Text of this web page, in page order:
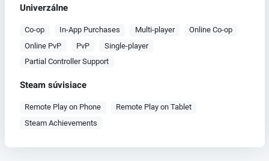
Univerzálne
Co-op In-App Purchases Multi-player
Online Co-op
Online PvP
PvP
Single-player
Partial Controller Support
Steam súvisiace
Remote Play on Phone
Remote Play on Tablet
Steam Achievements